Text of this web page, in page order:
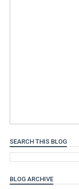
SEARCH THIS BLOG
BLOG ARCHIVE